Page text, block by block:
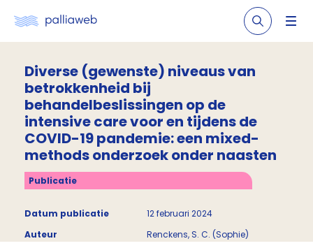
Diverse (gewenste) niveaus van
betrokkenheid bij
behandelbeslissingen op de
intensive care voor en tijdens de
COVID-19 pandemie: een mixed-
methods onderzoek onder naasten
Publicatie
Datum publicatie
12 februari 2024
Auteur
Renckens, S. C. (Sophie)